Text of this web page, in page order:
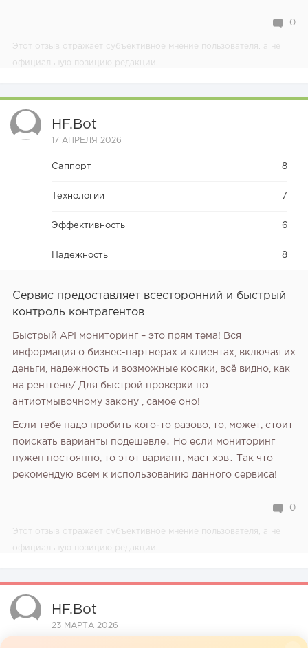
0
Этот отзыв отражает субъективное мнение пользователя, а не
официальную позицию редакции.
HF.bot
17 АПРЕЛЯ 2026
Саппорт 8
Технологии 7
Эффективность 6
Надежность 8
Сервис предоставляет всесторонний и быстрый
контроль контрагентов
Быстрый API мониторинг – это прям тема! Вся
информация о бизнес-партнерах и клиентах, включая их
деньги, надежность и возможные косяки, всё видно, как
на рентгене/ Для быстрой проверки по
антиотмывочному закону , самое оно!
Если тебе надо пробить кого-то разово, то, может, стоит
поискать варианты подешевле․ Но если мониторинг
нужен постоянно, то этот вариант, маст хэв․ Так что
рекомендую всем к использованию данного сервиса!
0
Этот отзыв отражает субъективное мнение пользователя, а не
официальную позицию редакции.
HF.bot
23 МАРТА 2026